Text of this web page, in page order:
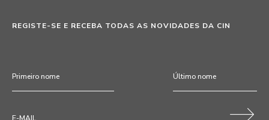
REGISTE-SE E RECEBA TODAS AS NOVIDADES DA CIN